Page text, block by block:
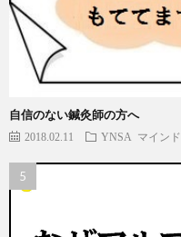
自信のない鍼灸師の方へ
2018.02.11 YNSA マインド